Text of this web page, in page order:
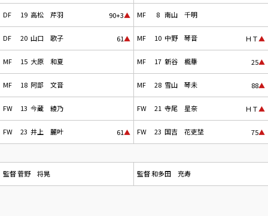
DF 19 高松 芹羽 90+3▲
DF 20 山口 歌子 61▲
MF 15 大原 和夏
MF 18 阿部 文音
FW 13 今蔵 綾乃
FW 23 井上 麗叶 61▲
監督菅野 将晃
MF 8 南山 千明
MF 10 中野 琴音 ＨＴ▲
MF 17 新谷 楓華 25▲
MF 28 雪山 琴未 88▲
FW 21 寺尾 星奈 ＨＴ▲
FW 23 国吉 花吏埜 75▲
監督和多田 充寿